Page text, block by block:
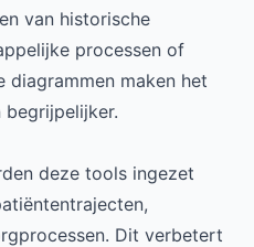
van historische
processen of
diagrammen maken het
deze tools ingezet
Dit verbetert